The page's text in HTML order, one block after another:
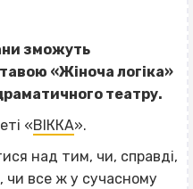
зможуть
«Жіноча логіка»
театру.
«ВІККА».
над тим, чи, справді,
чи все ж у сучасному